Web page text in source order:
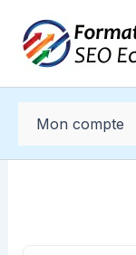
contenu
Mon compte